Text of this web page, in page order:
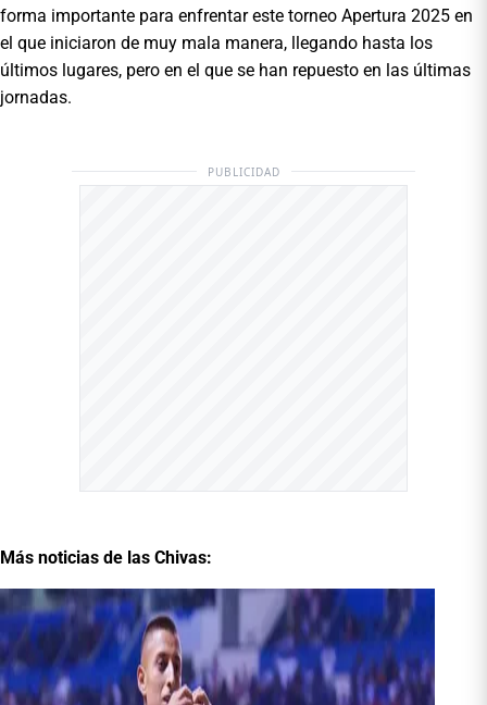
forma importante para enfrentar este torneo Apertura 2025 en
el que iniciaron de muy mala manera, llegando hasta los
últimos lugares, pero en el que se han repuesto en las últimas
jornadas.
PUBLICIDAD
Más noticias de las Chivas: